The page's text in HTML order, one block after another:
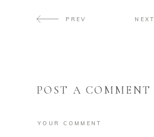
PREV NEXT
POST A COMMENT